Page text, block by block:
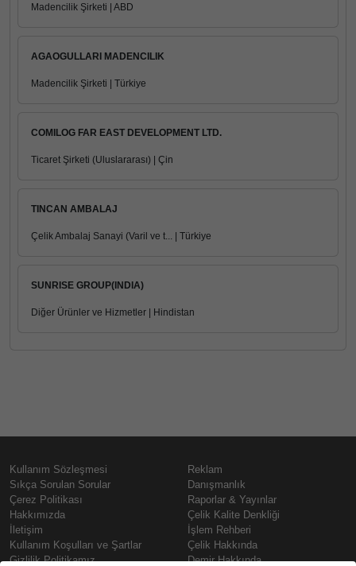
Madencilik Şirketi | ABD
AGAOGULLARI MADENCILIK
Madencilik Şirketi | Türkiye
COMILOG FAR EAST DEVELOPMENT LTD.
Ticaret Şirketi (Uluslararası) | Çin
TINCAN AMBALAJ
Çelik Ambalaj Sanayi (Varil ve t... | Türkiye
SUNRISE GROUP(INDIA)
Diğer Ürünler ve Hizmetler | Hindistan
Kullanım Sözleşmesi
Sıkça Sorulan Sorular
Çerez Politikası
Hakkımızda
İletişim
Kullanım Koşulları ve Şartlar
Gizlilik Politikamız
Reklam
Danışmanlık
Raporlar & Yayınlar
Çelik Kalite Denkliği
İşlem Rehberi
Çelik Hakkında
Demir Hakkında